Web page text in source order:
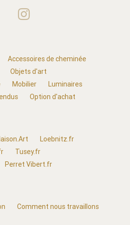
Accessoires de cheminée
Objets d'art
Mobilier
Luminaires
Option d'achat
Loebnitz.fr
Tusey.fr
Perret Vibert.fr
Comment nous travaillons